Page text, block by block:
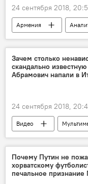
24 сентября 2018,
Армения
Политика
Выборы в Совет
Пашинян Никол
Зачем столько
скандально
Абрамович напали в
24 сентября 2018,
Видео
художница
Почему Путин не
хорватскому
печальное признание